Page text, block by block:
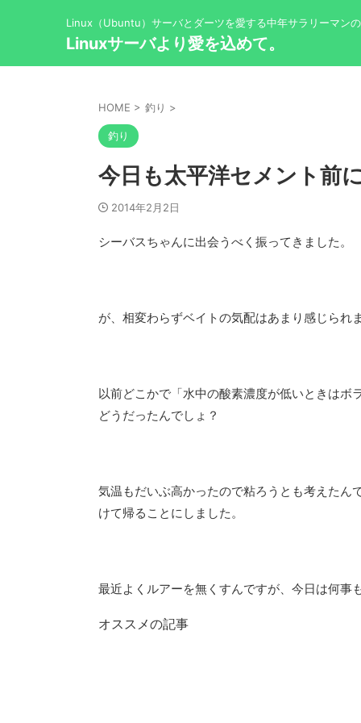
Linux（Ubuntu）サーバとダーツを愛する中年サラリーマン
Linuxサーバより愛を込めて。
HOME > 釣り >
釣り
今日も太平洋セメント前
2014年2月2日
シーバスちゃんに出会うべく振ってきました。
が、相変わらずベイトの気配はあまり感じら
以前どこかで「水中の酸素濃度が低いときは
どうだったんでしょ？
気温もだいぶ高かったので粘ろうとも考えたん
けて帰ることにしました。
最近よくルアーを無くすんですが、今日は何事
オススメの記事